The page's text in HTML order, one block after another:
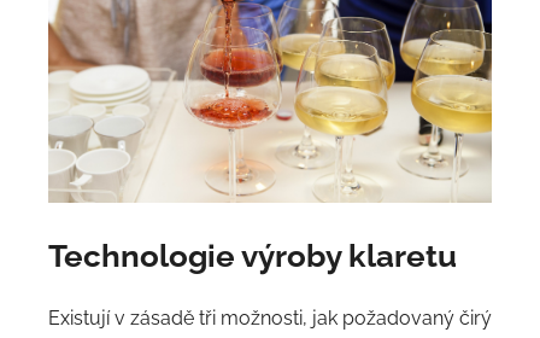
Technologie výroby klaretu
Existují v zásadě tři možnosti, jak požadovaný čirý